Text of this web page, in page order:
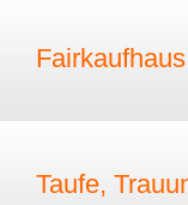
Fairkaufhaus
Taufe,